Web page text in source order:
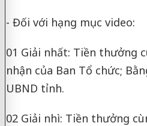
- Đối với hạng mục video:
01 Giải nhất: Tiền thưởng
nhận của Ban Tổ chức;
UBND tỉnh.
02 Giải nhì: Tiền thưởng